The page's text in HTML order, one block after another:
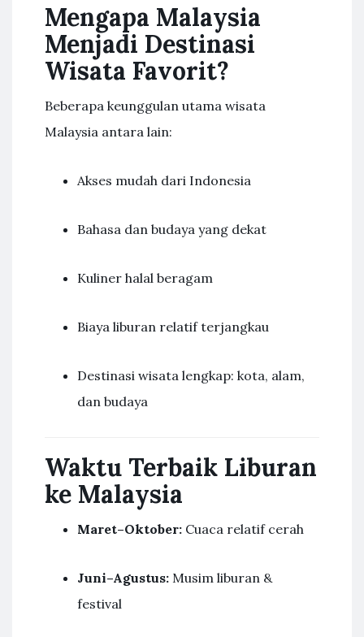
Mengapa Malaysia
Menjadi Destinasi
Wisata Favorit?
Beberapa keunggulan utama wisata
Malaysia antara lain:
Akses mudah dari Indonesia
Bahasa dan budaya yang dekat
Kuliner halal beragam
Biaya liburan relatif terjangkau
Destinasi wisata lengkap: kota, alam,
dan budaya
Waktu Terbaik Liburan
ke Malaysia
Maret–Oktober: Cuaca relatif cerah
Juni–Agustus: Musim liburan &
festival